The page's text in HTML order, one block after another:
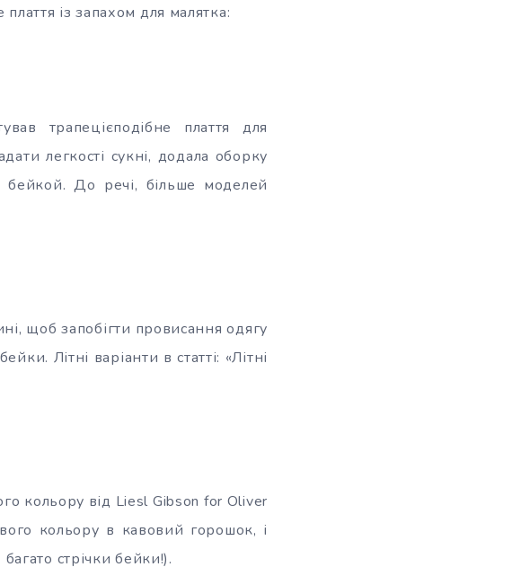
із запахом для малятка:
трапецієподібне плаття для
легкості сукні, додала оборку
До речі, більше моделей
щоб запобігти провисання одягу
Літні варіанти в статті: «Літні
кольору від Liesl Gibson for Oliver
кольору в кавовий горошок, і
стрічки бейки!).